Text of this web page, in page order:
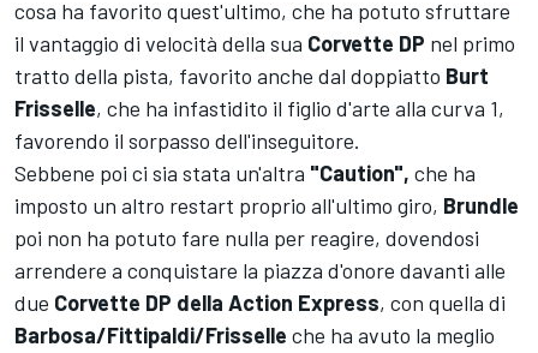
cosa ha favorito quest'ultimo, che ha potuto sfruttare
il vantaggio di velocità della sua Corvette DP nel primo
tratto della pista, favorito anche dal doppiatto Burt
Frisselle, che ha infastidito il figlio d'arte alla curva 1,
favorendo il sorpasso dell'inseguitore.
Sebbene poi ci sia stata un'altra "Caution", che ha
imposto un altro restart proprio all'ultimo giro, Brundle
poi non ha potuto fare nulla per reagire, dovendosi
arrendere a conquistare la piazza d'onore davanti alle
due Corvette DP della Action Express, con quella di
Barbosa/Fittipaldi/Frisselle che ha avuto la meglio